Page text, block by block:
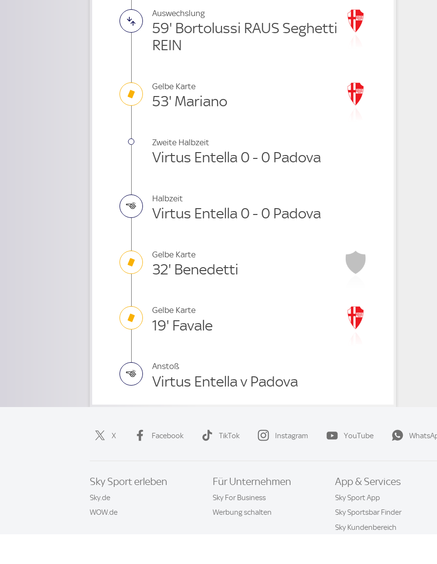
Auswechslung
59' Bortolussi RAUS Seghetti
REIN
Gelbe Karte
53' Mariano
Zweite Halbzeit
Virtus Entella 0 - 0 Padova
Halbzeit
Virtus Entella 0 - 0 Padova
Gelbe Karte
32' Benedetti
Gelbe Karte
19' Favale
Anstoß
Virtus Entella v Padova
X Facebook TikTok Instagram YouTube
Sky Sport erleben
Sky.de
WOW.de
Für Unternehmen
Sky For Business
Werbung schalten
App & Services
Sky Sport App
Sky Sportsbar Finder
Sky Kundenbereich